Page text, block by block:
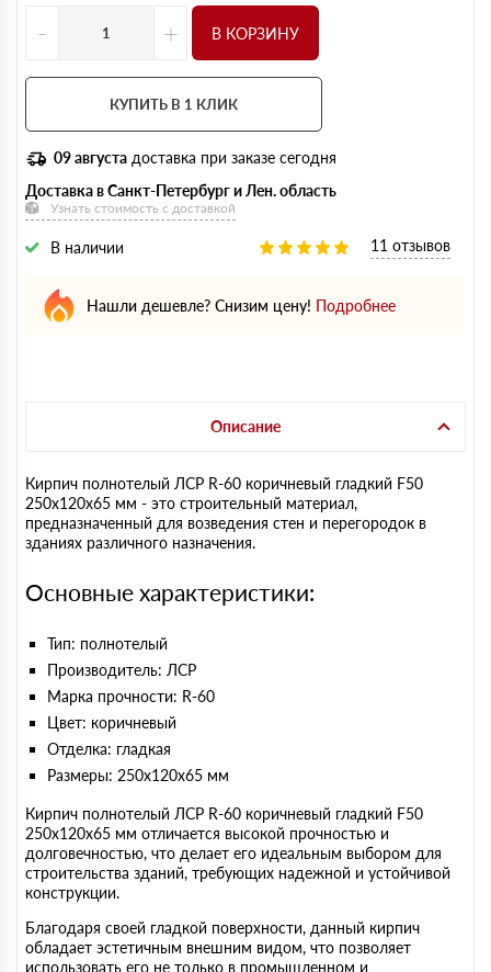
- + В КОРЗИНУ
КУПИТЬ В 1 КЛИК
09 августа доставка при заказе сегодня
Доставка в Санкт-Петербург и Лен. область
Узнать стоимость с доставкой
В наличии 11 отзывов
Нашли дешевле? Снизим цену! Подробнее
Описание
Кирпич полнотелый ЛСР R-60 коричневый гладкий F50
250х120х65 мм - это строительный материал,
предназначенный для возведения стен и перегородок в
зданиях различного назначения.
Основные характеристики:
Тип: полнотелый
Производитель: ЛСР
Марка прочности: R-60
Цвет: коричневый
Отделка: гладкая
Размеры: 250х120х65 мм
Кирпич полнотелый ЛСР R-60 коричневый гладкий F50
250х120х65 мм отличается высокой прочностью и
долговечностью, что делает его идеальным выбором для
строительства зданий, требующих надежной и устойчивой
конструкции.
Благодаря своей гладкой поверхности, данный кирпич
обладает эстетичным внешним видом, что позволяет
использовать его не только в промышленном и